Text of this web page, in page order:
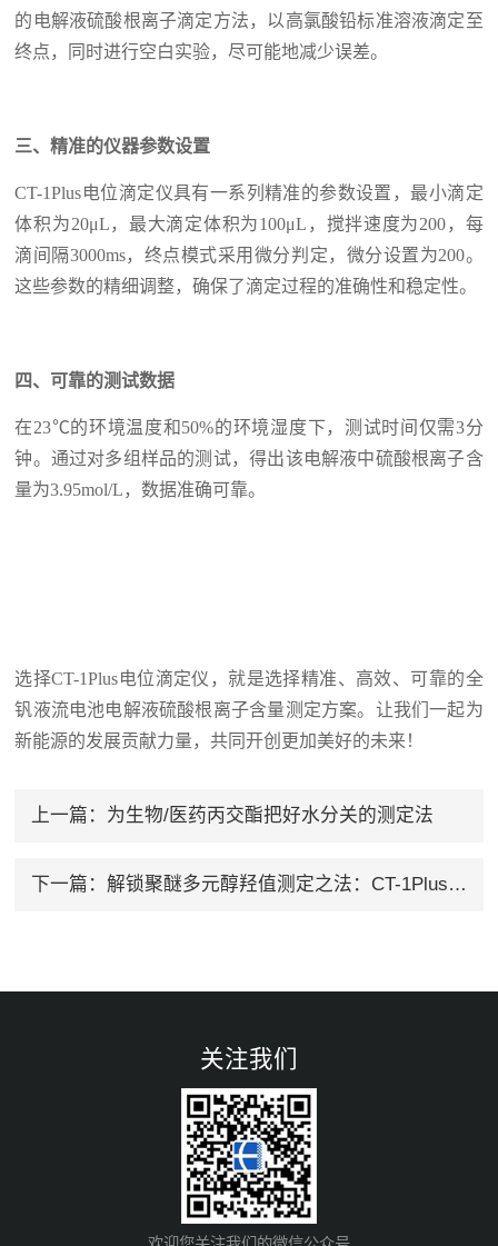
的电解液硫酸根离子滴定方法，以高氯酸铅标准溶液滴定至
终点，同时进行空白实验，尽可能地减少误差。
三、精准的仪器参数设置
CT-1Plus电位滴定仪具有一系列精准的参数设置，最小滴定
体积为20μL，最大滴定体积为100μL，搅拌速度为200，每
滴间隔3000ms，终点模式采用微分判定，微分设置为200。
这些参数的精细调整，确保了滴定过程的准确性和稳定性。
四、可靠的测试数据
在23℃的环境温度和50%的环境湿度下，测试时间仅需3分
钟。通过对多组样品的测试，得出该电解液中硫酸根离子含
量为3.95mol/L，数据准确可靠。
选择CT-1Plus电位滴定仪，就是选择精准、高效、可靠的全
钒液流电池电解液硫酸根离子含量测定方案。让我们一起为
新能源的发展贡献力量，共同开创更加美好的未来！
上一篇： 为生物/医药丙交酯把好水分关的测定法
下一篇： 解锁聚醚多元醇羟值测定之法：CT-1Plus电位滴定仪
关注我们